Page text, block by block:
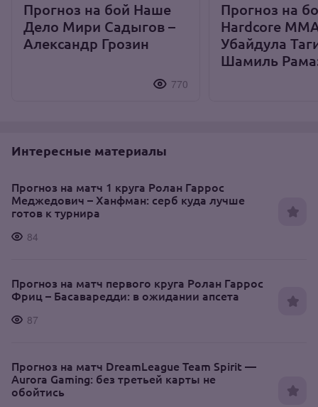
Прогноз на бой Наше
Дело Мири Садыгов –
Александр Грозин
770
Прогноз на
Hardcore
Убайдула
Шамиль
Интересные материалы
Прогноз на матч 1 круга Ролан Гаррос
Меджедович – Ханфман: серб куда лучше
готов к турнира
84
Прогноз на матч первого круга Ролан Гаррос
Фриц – Басаваредди: в ожидании апсета
87
Прогноз на матч DreamLeague Team Spirit —
Aurora Gaming: без третьей карты не
обойтись